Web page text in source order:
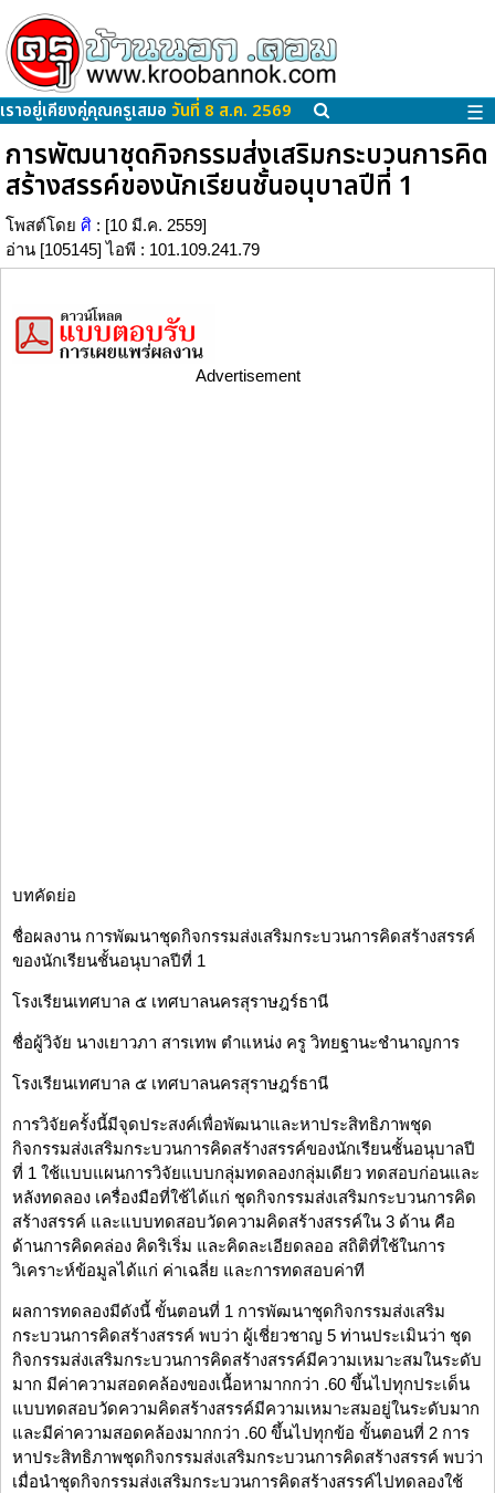
เราอยู่เคียงคู่คุณครูเสมอ วันที่ 8 ส.ค. 2569 ☰
การพัฒนาชุดกิจกรรมส่งเสริมกระบวนการคิด
สร้างสรรค์ของนักเรียนชั้นอนุบาลปีที่ 1
โพสต์โดย ศิ : [10 มี.ค. 2559]
อ่าน [105145] ไอพี : 101.109.241.79
Advertisement
บทคัดย่อ
ชื่อผลงาน การพัฒนาชุดกิจกรรมส่งเสริมกระบวนการคิดสร้างสรรค์
ของนักเรียนชั้นอนุบาลปีที่ 1
โรงเรียนเทศบาล ๕ เทศบาลนครสุราษฎร์ธานี
ชื่อผู้วิจัย นางเยาวภา สารเทพ ตำแหน่ง ครู วิทยฐานะชำนาญการ
โรงเรียนเทศบาล ๕ เทศบาลนครสุราษฎร์ธานี
การวิจัยครั้งนี้มีจุดประสงค์เพื่อพัฒนาและหาประสิทธิภาพชุด
กิจกรรมส่งเสริมกระบวนการคิดสร้างสรรค์ของนักเรียนชั้นอนุบาลปี
ที่ 1 ใช้แบบแผนการวิจัยแบบกลุ่มทดลองกลุ่มเดียว ทดสอบก่อนและ
หลังทดลอง เครื่องมือที่ใช้ได้แก่ ชุดกิจกรรมส่งเสริมกระบวนการคิด
สร้างสรรค์ และแบบทดสอบวัดความคิดสร้างสรรค์ใน 3 ด้าน คือ
ด้านการคิดคล่อง คิดริเริ่ม และคิดละเอียดลออ สถิติที่ใช้ในการ
วิเคราะห์ข้อมูลได้แก่ ค่าเฉลี่ย และการทดสอบค่าที
ผลการทดลองมีดังนี้ ขั้นตอนที่ 1 การพัฒนาชุดกิจกรรมส่งเสริม
กระบวนการคิดสร้างสรรค์ พบว่า ผู้เชี่ยวชาญ 5 ท่านประเมินว่า ชุด
กิจกรรมส่งเสริมกระบวนการคิดสร้างสรรค์มีความเหมาะสมในระดับ
มาก มีค่าความสอดคล้องของเนื้อหามากกว่า .60 ขึ้นไปทุกประเด็น
แบบทดสอบวัดความคิดสร้างสรรค์มีความเหมาะสมอยู่ในระดับมาก
และมีค่าความสอดคล้องมากกว่า .60 ขึ้นไปทุกข้อ ขั้นตอนที่ 2 การ
หาประสิทธิภาพชุดกิจกรรมส่งเสริมกระบวนการคิดสร้างสรรค์ พบว่า
เมื่อนำชุดกิจกรรมส่งเสริมกระบวนการคิดสร้างสรรค์ไปทดลองใช้